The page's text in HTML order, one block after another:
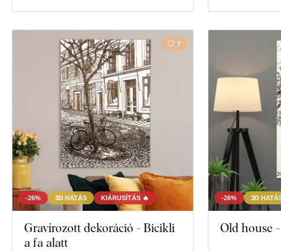
-26% 3D HATÁS KIÁRUSÍTÁS 🔥
7
Gravírozott dekoráció - Bicikli
a fa alatt
-26% 3D
Old house